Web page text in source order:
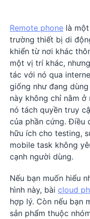
Remote phone là
trường thiết bị di
khiển từ nơi khác
một vị trí khác,
tác với nó qua
giống như đang
này không chỉ nằm ở
nó tách quyền truy
của phần cứng. Điều
hữu ích cho testing,
mobile task không
cạnh người dùng.
Nếu bạn muốn hiểu
hình này, bài cloud
hợp lý. Còn nếu bạn
sản phẩm thuộc